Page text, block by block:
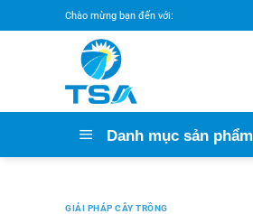
qua
Chào mừng bạn đến với:
Danh mục sản phẩm
GIẢI PHÁP CÂY TRỒNG